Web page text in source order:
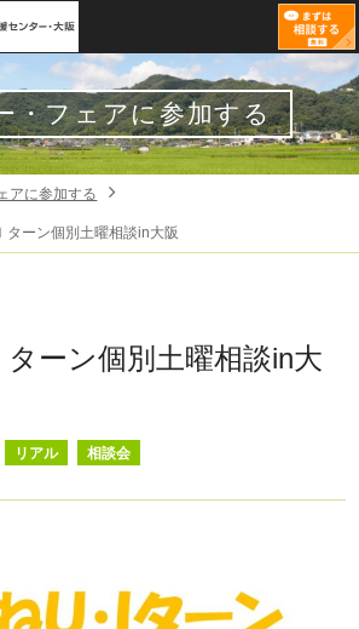
・フェアに参加する
アに参加する
ターン個別土曜相談in大阪
ターン個別土曜相談in大
リアル 相談会